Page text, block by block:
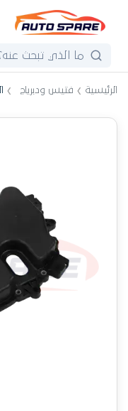
الرئيسية فتيس ودبرياج